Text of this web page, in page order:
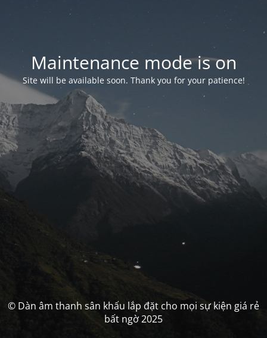
Maintenance mode is on
Site will be available soon. Thank you for your patience!
© Dàn âm thanh sân khấu lắp đặt cho mọi sự kiện giá rẻ
bất ngờ 2025